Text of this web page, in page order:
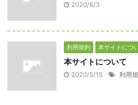
2020/6/3
利用規約 本サイトにつ
本サイトについて
2020/5/15 利用